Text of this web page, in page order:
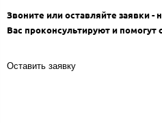
Звоните или оставляйте заявки
Вас проконсультируют и помогут
Оставить заявку